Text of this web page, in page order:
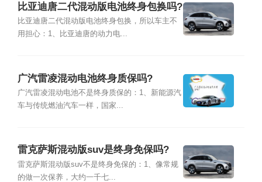
比亚迪唐二代混动版电池终身包换吗?
比亚迪唐二代混动版电池终身包换，所以车主不
用担心：1、比亚迪唐的动力电...
广汽雷凌混动电池终身质保吗?
广汽雷凌混动电池不是终身质保的：1、新能源汽
车与传统燃油汽车一样，国家...
雷克萨斯混动版suv是终身免保吗?
雷克萨斯混动版suv不是终身免保的：1、像常规
的做一次保养，大约一千七...